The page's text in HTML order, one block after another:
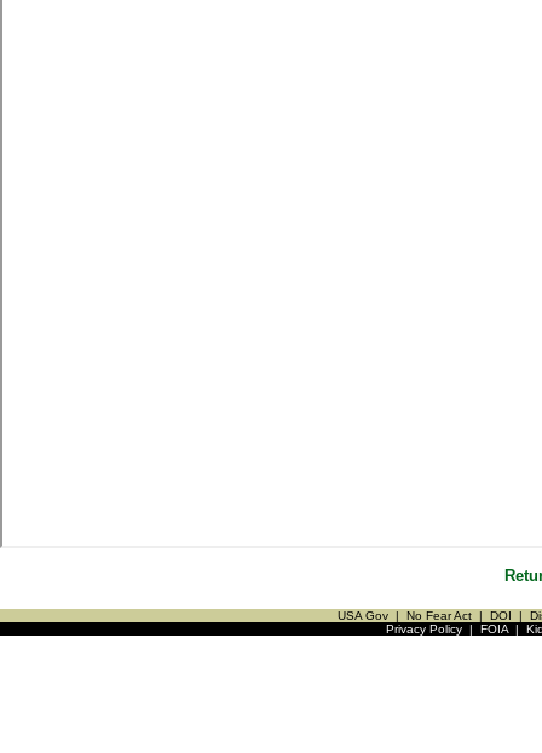
USA Gov | No Fear Act | DOI |
Privacy Policy| FOIA|